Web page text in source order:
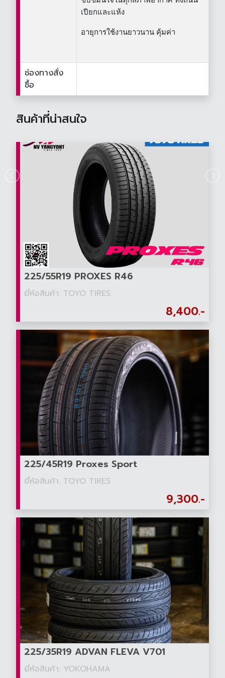
เปียกและแห้ง
อายุการใช้งานยาวนาน คุ้มค่า
ช่องทางสั่ง
ซื้อ
สินค้าที่น่าสนใจ
225/55R19 PROXES R46
ยี่ห้อสินค้า: TOYO TIRES
8,400.-
225/45R19 Proxes Sport
ยี่ห้อสินค้า: TOYO TIRES
9,300.-
225/35R19 ADVAN FLEVA V701
ยี่ห้อสินค้า: YOKOHAMA